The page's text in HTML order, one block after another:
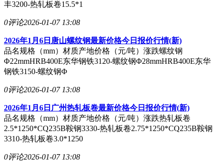
丰3200-热轧板卷15.5*1
0评论2026-01-07 13:08
2026年1月6日唐山螺纹钢最新价格今日报价行情(新)
品名规格（mm）材质产地价格（元/吨）涨跌螺纹钢
Φ22mmHRB400E东华钢铁3120-螺纹钢Φ28mmHRB400E东华
钢铁3150-螺纹钢Φ
0评论2026-01-07 13:08
2026年1月6日广州热轧板卷最新价格今日报价行情(新)
品名规格（mm）材质产地价格（元/吨）涨跌热轧板卷
2.5*1250*CQ235B鞍钢3330-热轧板卷2.75*1250*CQ235B鞍钢
3310-热轧板卷3.0*1250
0评论2026-01-07 13:08